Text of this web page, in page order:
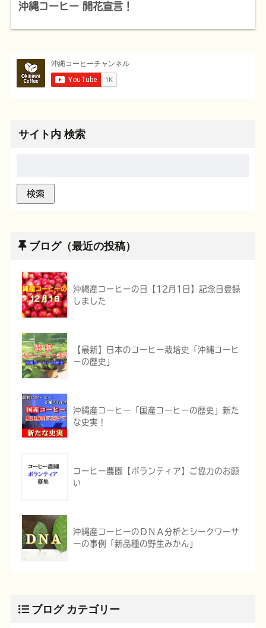
沖縄コーヒー 開花宣言！
サイト内 検索
ブログ（最近の投稿）
沖縄産コーヒーの日【12月1日】記念日登録
しました
【最新】日本のコーヒー栽培史「沖縄コーヒ
ーの歴史」
沖縄産コーヒー「国産コーヒーの歴史」新た
な史実！
コーヒー農園【ボランティア】ご協力のお願
い
沖縄産コーヒーのＤＮＡ分析とシークワーサ
ーの事例「新品種の野生みかん」
ブログ カテゴリー